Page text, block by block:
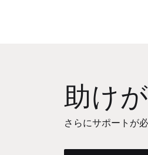
助け
さらにサポートが